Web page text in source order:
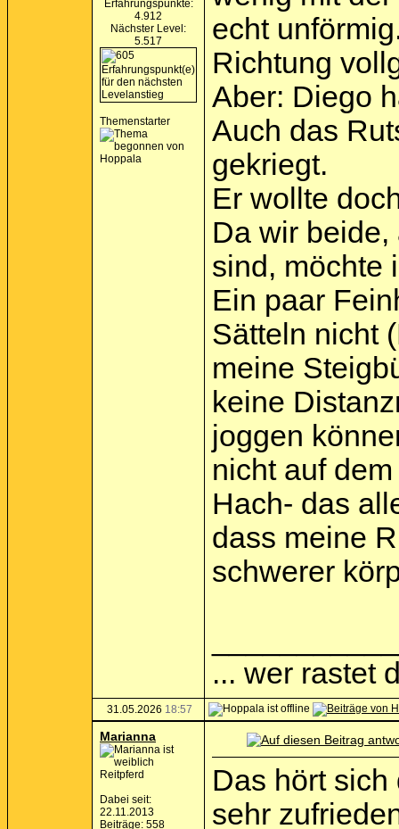
Erfahrungspunkte:
4.912
Nächster Level:
5.517
Themenstarter
echt
Richtung
Aber: Diego
Auch das
gekriegt.
Er wollte
Da wir
sind, möchte
Ein paar
Sätteln nicht
meine
keine
joggen
nicht auf
Hach- das
dass meine
schwerer
... wer rastet
31.05.2026 18:57
Marianna
Reitpferd
Dabei seit:
22.11.2013
Beiträge: 558
Das hört
sehr